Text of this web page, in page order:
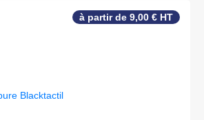
à partir de 9,00 € HT